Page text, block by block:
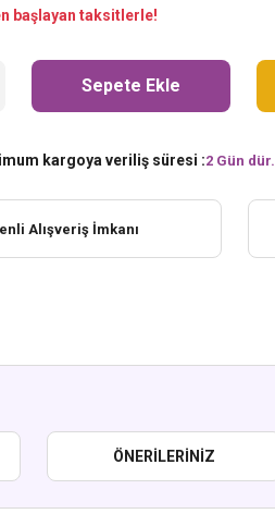
başlayan taksitlerle!
Sepete Ekle
kargoya veriliş süresi :2 Gün dür.
Alışveriş İmkanı
ÖNERILERINIZ